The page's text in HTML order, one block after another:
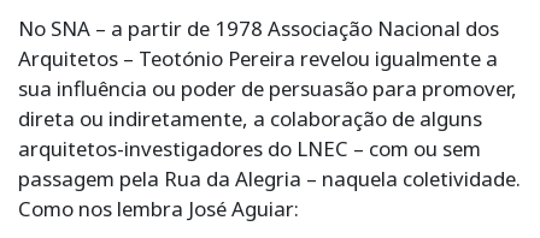
No SNA – a partir de 1978 Associação Nacional dos
Arquitetos – Teotónio Pereira revelou igualmente a
sua influência ou poder de persuasão para promover,
direta ou indiretamente, a colaboração de alguns
arquitetos-investigadores do LNEC – com ou sem
passagem pela Rua da Alegria – naquela coletividade.
Como nos lembra José Aguiar: